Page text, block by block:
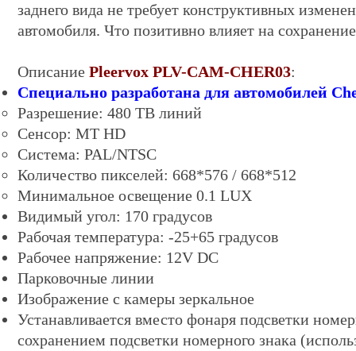
заднего вида не требует конструктивных
автомобиля. Что позитивно влияет на
Описание Pleervox PLV-CAM-CHER03:
Специально разработана для автомобилей
Разрешение: 480 ТВ линий
Сенсор: MT HD
Система: PAL/NTSC
Количество пикселей: 668*576 / 668*512
Минимальное освещение 0.1 LUX
Видимый угол: 170 градусов
Рабочая температура: -25+65 градусов
Рабочее напряжение: 12V DC
Парковочные линии
Изображение с камеры зеркальное
Устанавливается вместо фонаря подсветки
сохранением подсветки номерного знака